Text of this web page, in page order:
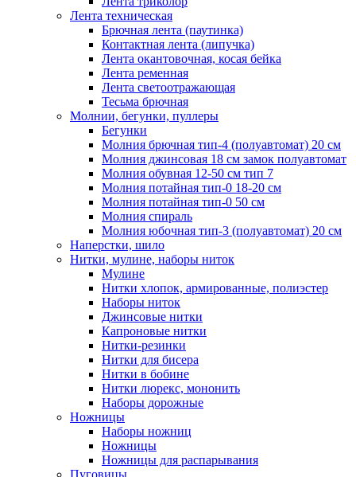
Лента техническая
Брючная лента (паутинка)
Контактная лента (липучка)
Лента окантовочная, косая бейка
Лента ременная
Лента светоотражающая
Тесьма брючная
Молнии, бегунки, пуллеры
Бегунки
Молния брючная тип-4 (полуавтомат) 20 см
Молния джинсовая 18 см замок полуавтомат
Молния обувная 12-50 см тип 7
Молния потайная тип-0 18-20 см
Молния потайная тип-0 50 см
Молния спираль
Молния юбочная тип-3 (полуавтомат) 20 см
Наперстки, шило
Нитки, мулине, наборы ниток
Мулине
Нитки хлопок, армированные, полиэстер
Наборы ниток
Джинсовые нитки
Капроновые нитки
Нитки-резинки
Нитки для бисера
Нитки в бобине
Нитки люрекс, мононить
Наборы дорожные
Ножницы
Наборы ножниц
Ножницы
Ножницы для распарывания
Пуговицы